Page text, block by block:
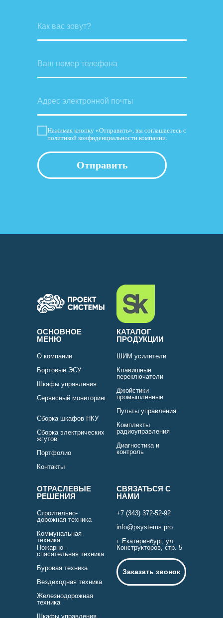
Нажимая кнопку «Отправить», вы соглашаетесь с
политикой конфиденциальности компании.
Отправить
ОСНОВНОЕ
МЕНЮ
КАТАЛОГ
ПРОДУКЦИИ
ОТРАСЛЕВЫЕ
РЕШЕНИЯ
СВЯЗАТЬСЯ С
НАМИ
О компании
Бортовые ЭСУ
Шкафы управления
Сервисный мониторинг
Сборка шкафов НКУ
Портфолио
Контакты
ШИМ усилители
Клавишные
переключатели
Джойстики
промышленные
Пульты управления
Комплекты
радиоуправления
Строительно-
дорожная техника
Коммунальная
техника
Пожарно-
спасательная техника
Буровая техника
Вездеходная техника
Железнодорожная
техника
Шкафы управления
+7 (343) 372-52-92
info@psystems.pro
г. Екатеринбург, ул.
Конструкторов, стр. 5
Заказать звонок
Сборка электрических
жгутов
Диагностика и
контроль